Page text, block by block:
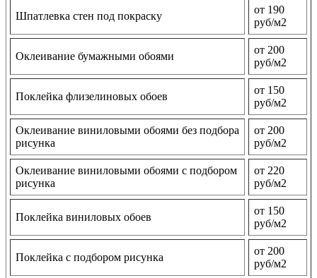
Шпатлевка стен под покраску
от 190
руб/м2
Оклеивание бумажными обоями
от 200
руб/м2
Поклейка флизелиновых обоев
от 150
руб/м2
Оклеивание виниловыми обоями без подбора
рисунка
от 200
руб/м2
Оклеивание виниловыми обоями с подбором
рисунка
от 220
руб/м2
Поклейка виниловых обоев
от 150
руб/м2
Поклейка с подбором рисунка
от 200
руб/м2